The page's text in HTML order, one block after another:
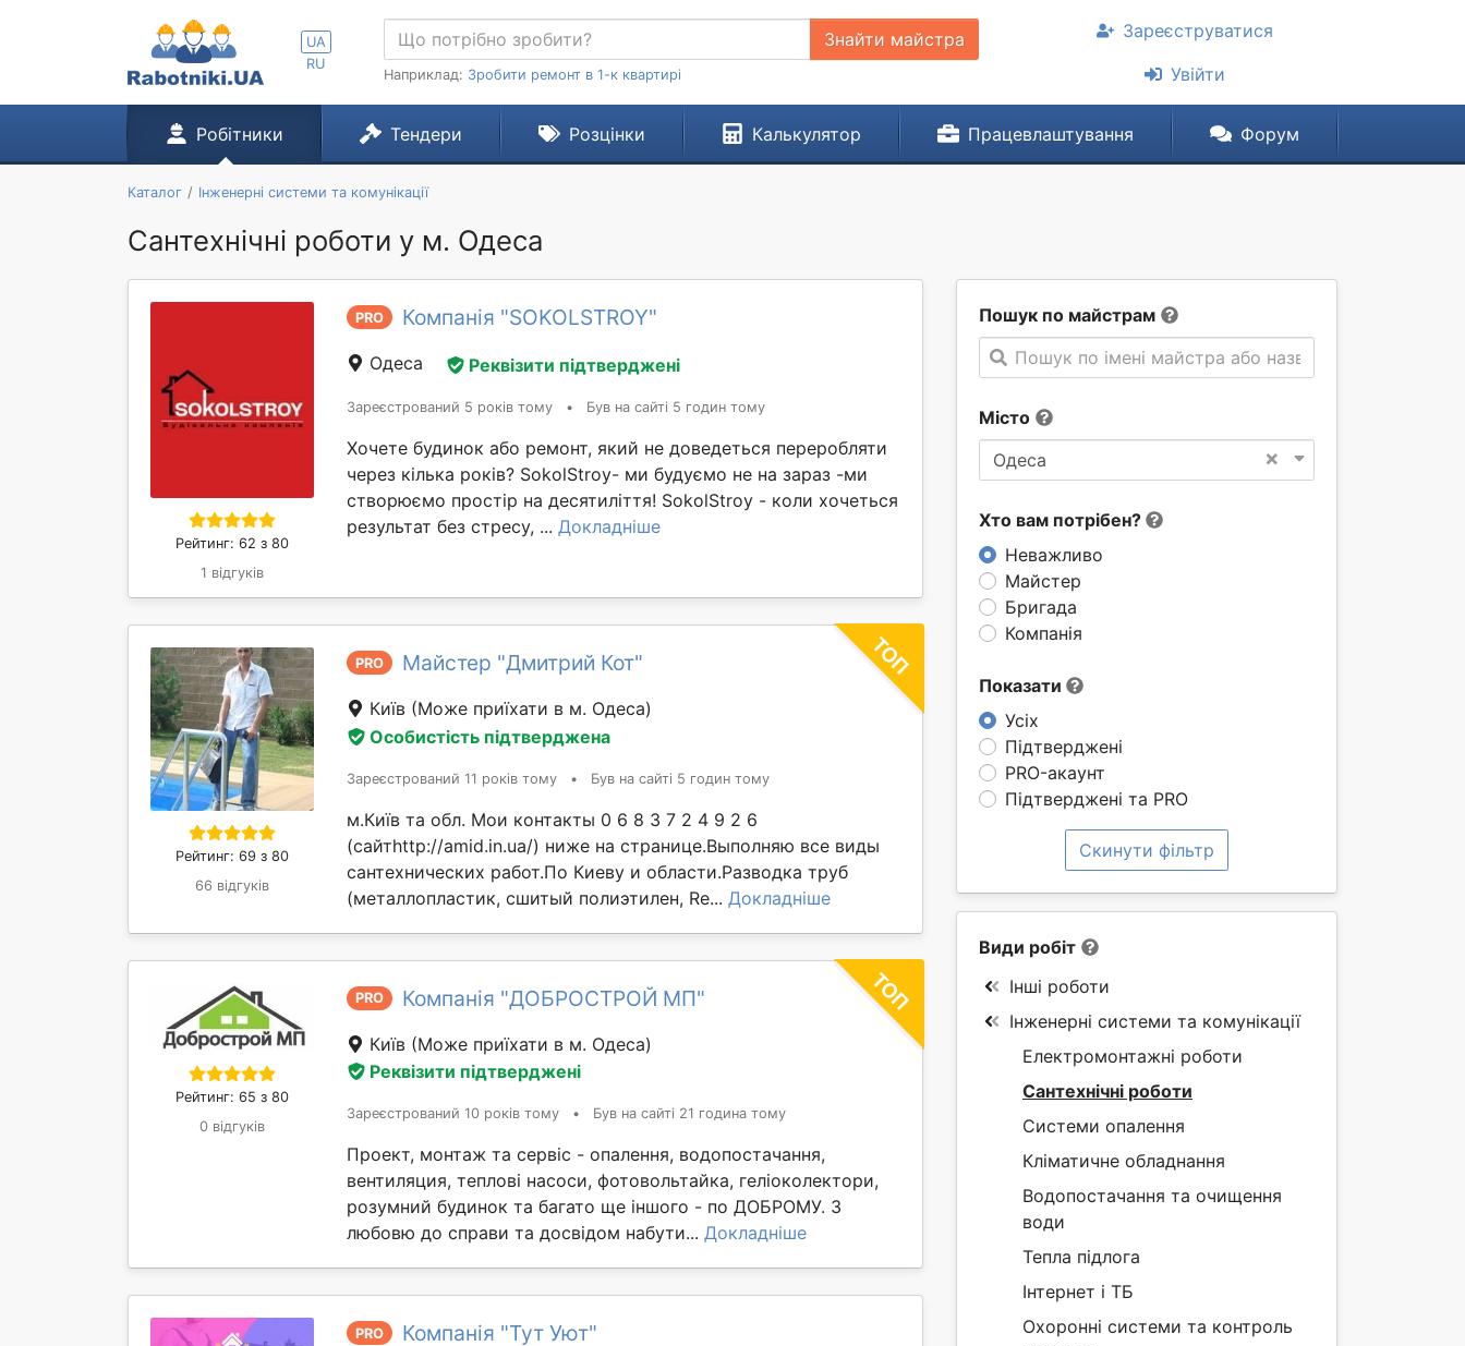
UA
RU
Знайти майстра
Наприклад: Зробити ремонт в 1-к квартирі
Зареєструватися
Увійти
Робітники Тендери Розцінки Калькулятор Працевлаштування Форум
Каталог Інженерні системи та комунікації
Сантехнічні роботи у м. Одеса
Пошук по майстрам
Пошук по імені майстра або назві компанії
Місто
×
Одеса
Хто вам потрібен?
Неважливо
Майстер
Бригада
Компанія
Показати
Усіх
Підтверджені
PRO-акаунт
Підтверджені та PRO
Скинути фільтр
Рейтинг: 62 з 80
1 відгуків
PRO Компанія "SOKOLSTROY"
Одеса Реквізити підтверджені
Зареєстрований 5 років тому • Був на сайті 5 годин тому
Хочете будинок або ремонт, який не доведеться переробляти
через кілька років? SokolStroy- ми будуємо не на зараз -ми
створюємо простір на десятиліття! SokolStroy - коли хочеться
результат без стресу, ... Докладніше
Рейтинг: 69 з 80
66 відгуків
PRO Майстер "Дмитрий Кот"
Київ (Може приїхати в м. Одеса)
Особистість підтверджена
Зареєстрований 11 років тому • Був на сайті 5 годин тому
м.Київ та обл. Мои контакты 0 6 8 3 7 2 4 9 2 6
(сайтhttp://amid.in.ua/) ниже на странице.Выполняю все виды
сантехнических работ.По Киеву и области.Разводка труб
(металлопластик, сшитый полиэтилен, Re... Докладніше
Рейтинг: 65 з 80
0 відгуків
PRO Компанія "ДОБРОСТРОЙ МП"
Київ (Може приїхати в м. Одеса)
Реквізити підтверджені
Зареєстрований 10 років тому • Був на сайті 21 година тому
Проект, монтаж та сервіс - опалення, водопостачання,
вентиляция, теплові насоси, фотовольтайка, геліоколектори,
розумний будинок та багато ще іншого - по ДОБРОМУ. З
любовю до справи та досвідом набути... Докладніше
PRO Компанія "Тут Уют"
Види робіт
Інші роботи
Інженерні системи та комунікації
Електромонтажні роботи
Сантехнічні роботи
Системи опалення
Кліматичне обладнання
Водопостачання та очищення
води
Тепла підлога
Інтернет і ТБ
Охоронні системи та контроль